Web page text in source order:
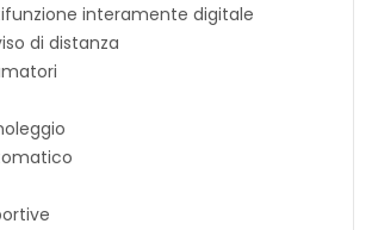
interamente digitale
di distanza